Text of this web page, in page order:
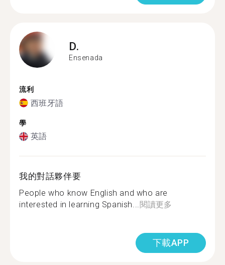
D.
Ensenada
流利
西班牙語
學
英語
我的對話夥伴要
People who know English and who are
interested in learning Spanish...閱讀更多
下載APP